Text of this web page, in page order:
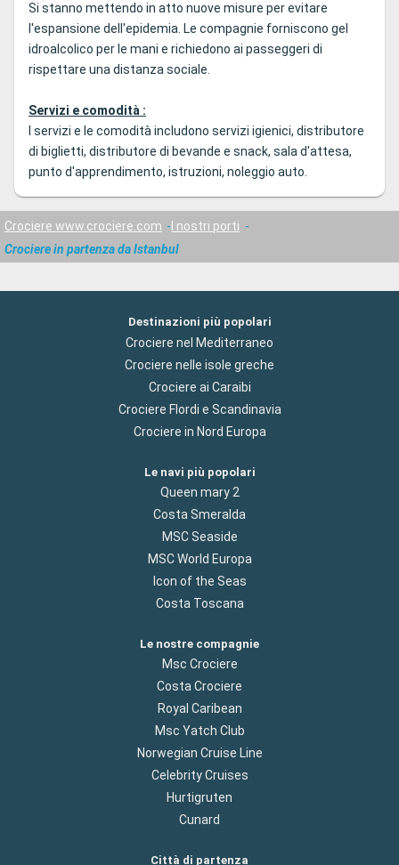
Si stanno mettendo in atto nuove misure per evitare
l'espansione dell'epidemia. Le compagnie forniscono gel
idroalcolico per le mani e richiedono ai passeggeri di
rispettare una distanza sociale.
Servizi e comodità :
I servizi e le comodità includono servizi igienici, distributore
di biglietti, distributore di bevande e snack, sala d'attesa,
punto d'apprendimento, istruzioni, noleggio auto.
Crociere www.crociere.com
I nostri porti
Crociere in partenza da Istanbul
Destinazioni più popolari
Crociere nel Mediterraneo
Crociere nelle isole greche
Crociere ai Caraibi
Crociere Flordi e Scandinavia
Crociere in Nord Europa
Le navi più popolari
Queen mary 2
Costa Smeralda
MSC Seaside
MSC World Europa
Icon of the Seas
Costa Toscana
Le nostre compagnie
Msc Crociere
Costa Crociere
Royal Caribean
Msc Yatch Club
Norwegian Cruise Line
Celebrity Cruises
Hurtigruten
Cunard
Città di partenza